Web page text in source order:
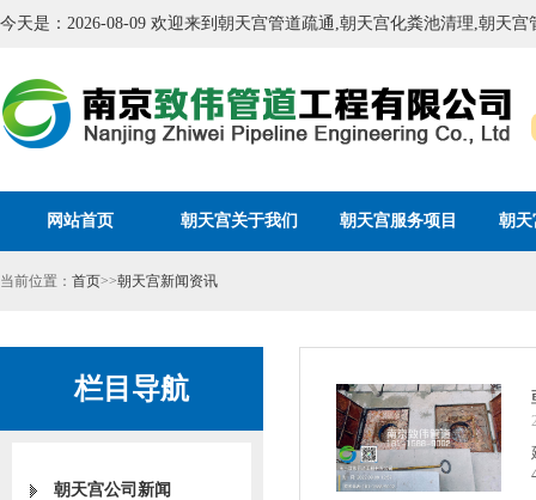
今天是：2026-08-09 欢迎来到朝天宫管道疏通,朝天宫化粪池清理,朝天
网站首页 朝天宫关于我们 朝天宫服务项目 朝天
当前位置： 首页>>朝天宫新闻资讯
栏目导航
朝天宫公司新闻